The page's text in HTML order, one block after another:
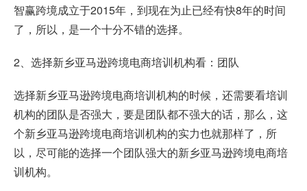
智赢跨境成立于2015年，到现在为止已经有快8年的时间
了，所以，是一个十分不错的选择。
2、选择新乡亚马逊跨境电商培训机构看：团队
选择新乡亚马逊跨境电商培训机构的时候，还需要看培训
机构的团队是否强大，要是团队都不强大的话，那么，这
个新乡亚马逊跨境电商培训机构的实力也就那样了，所
以，尽可能的选择一个团队强大的新乡亚马逊跨境电商培
训机构。